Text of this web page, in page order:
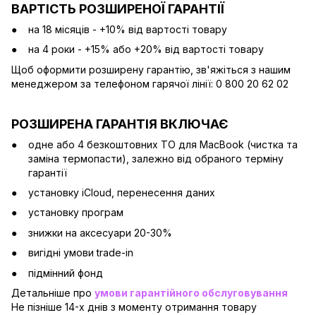
ВАРТІСТЬ РОЗШИРЕНОЇ ГАРАНТІЇ
на 18 місяців - +10% від вартості товару
на 4 роки - +15% або +20% від вартості товару
Щоб оформити розширену гарантію, зв'яжіться з нашим
менеджером за телефоном гарячої лінії: 0 800 20 62 02
РОЗШИРЕНА ГАРАНТІЯ ВКЛЮЧАЄ
одне або 4 безкоштовних ТО для MacBook (чистка та
заміна термопасти), залежно від обраного терміну
гарантії
установку iCloud, перенесення даних
установку програм
знижки на аксесуари 20-30%
вигідні умови trade-in
підмінний фонд
Детальніше про умови гарантійного обслуговування
Не пізніше 14-х днів з моменту отримання товару